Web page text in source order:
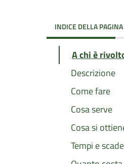
INDICE DELLA PAGINA
A chi è
Descrizione
Come fare
Cosa serve
Cosa si
Tempi e